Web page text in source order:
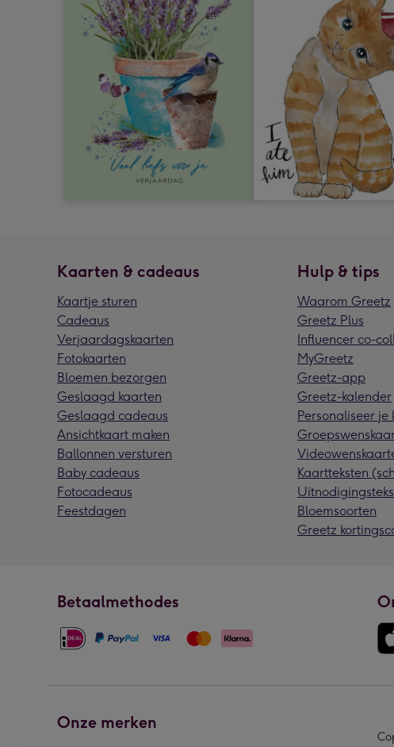
Kaarten & cadeaus
Kaartje sturen
Cadeaus
Verjaardagskaarten
Fotokaarten
Bloemen bezorgen
Geslaagd kaarten
Geslaagd cadeaus
Ansichtkaart maken
Ballonnen versturen
Baby cadeaus
Fotocadeaus
Feestdagen
Hulp & tips
Waarom Greetz
Greetz Plus
Influencer co-
MyGreetz
Greetz-app
Greetz-kalender
Personaliseer je
Kaartteksten
Bloemsoorten
Greetz
Betaalmethodes
Onze merken